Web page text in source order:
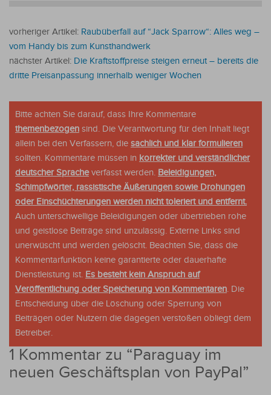
vorheriger Artikel: Raubüberfall auf “Jack Sparrow“: Alles weg –
vom Handy bis zum Kunsthandwerk
nächster Artikel: Die Kraftstoffpreise steigen erneut – bereits die
dritte Preisanpassung innerhalb weniger Wochen
Bitte achten Sie darauf, dass Ihre Kommentare
themenbezogen sind. Die Verantwortung für den Inhalt liegt
allein bei den Verfassern, die sachlich und klar formulieren
sollten. Kommentare müssen in korrekter und verständlicher
deutscher Spracheverfasst werden. Beleidigungen,
Schimpfwörter, rassistische Äußerungen sowie Drohungen
oder Einschüchterungen werden nicht toleriert und entfernt.
Auch unterschwellige Beleidigungen oder übertrieben rohe
und geistlose Beiträge sind unzulässig. Externe Links sind
unerwüscht und werden gelöscht. Beachten Sie, dass die
Kommentarfunktion keine garantierte oder dauerhafte
Dienstleistung ist. Es besteht kein Anspruch auf
Veröffentlichung oder Speicherung von Kommentaren. Die
Entscheidung über die Löschung oder Sperrung von
Beiträgen oder Nutzern die dagegen verstoßen obliegt dem
Betreiber.
1 Kommentar zu “Paraguay im
neuen Geschäftsplan von PayPal”